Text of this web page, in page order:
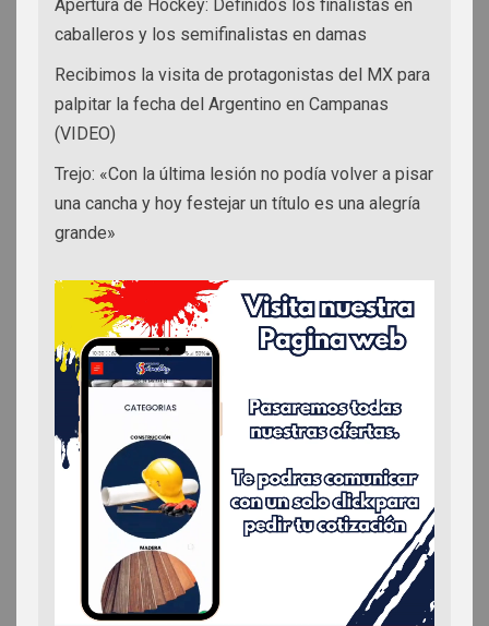
Apertura de Hockey: Definidos los finalistas en
caballeros y los semifinalistas en damas
Recibimos la visita de protagonistas del MX para
palpitar la fecha del Argentino en Campanas
(VIDEO)
Trejo: «Con la última lesión no podía volver a pisar
una cancha y hoy festejar un título es una alegría
grande»